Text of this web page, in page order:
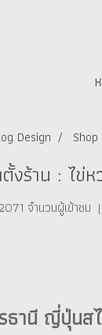
Design Shop
ร้าน : ไข่ห
จำนวนผู้เข้าชม |
ธานี ญี่ปุ่น